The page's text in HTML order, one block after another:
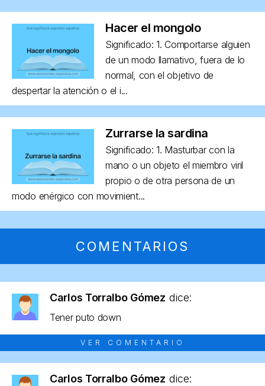
Hacer el mongolo
Significado: 1. Comportarse alguien
de un modo llamativo, fuera de lo
normal, con el objetivo de
despertar la atención o el i...
Zurrarse la sardina
Significado: 1. Masturbar con la
mano o un objeto el miembro viril
propio o de otra persona de un
modo enérgico con movimient...
COMENTARIOS
Carlos Torralbo Gómez dice:
Tener puto down
VER COMENTARIO
Carlos Torralbo Gómez dice: